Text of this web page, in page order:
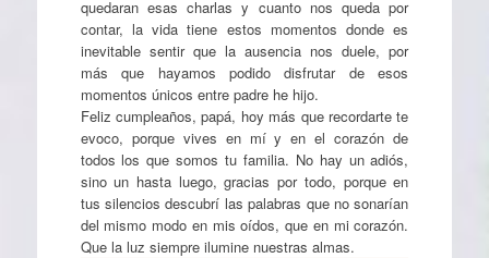
quedaran esas charlas y cuanto nos queda por
contar, la vida tiene estos momentos donde es
inevitable sentir que la ausencia nos duele, por
más que hayamos podido disfrutar de esos
momentos únicos entre padre he hijo.
Feliz cumpleaños, papá, hoy más que recordarte te
evoco, porque vives en mí y en el corazón de
todos los que somos tu familia. No hay un adiós,
sino un hasta luego, gracias por todo, porque en
tus silencios descubrí las palabras que no sonarían
del mismo modo en mis oídos, que en mi corazón.
Que la luz siempre ilumine nuestras almas.